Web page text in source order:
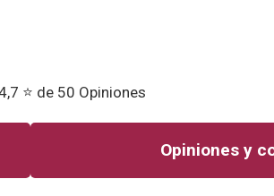
⭐ de 50 Opiniones
Opiniones y